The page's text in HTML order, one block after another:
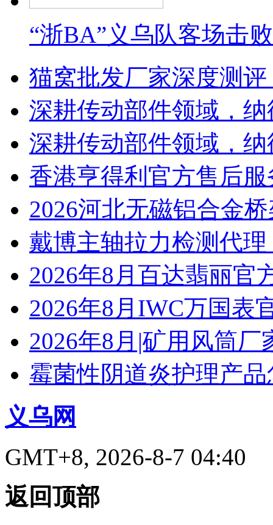
“浙BA”义乌队客场击
猫窝批发厂家深度测
深耕传动部件领域，
深耕传动部件领域，
香港亨得利官方售后
2026河北无磁铝合金
戴博主轴拉力检测代
2026年8月百达翡丽官
2026年8月IWC万国表
2026年8月|矿用风筒厂
霉菌性阴道炎护理产
义乌网
GMT+8, 2026-8-7 04:40
返回顶部